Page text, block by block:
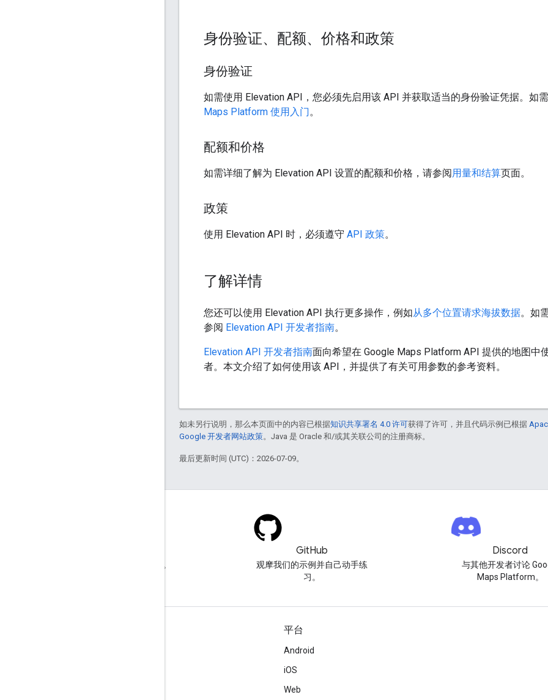
身份验证、配额、价格和政策
身份验证
如需使用 Elevation API，您必须先启用该 API 并获取适当的身份验证凭据。如
Maps Platform 使用入门。
配额和价格
如需详细了解为 Elevation API 设置的配额和价格，请参阅用量和结算页面。
政策
使用 Elevation API 时，必须遵守 API 政策。
了解详情
您还可以使用 Elevation API 执行更多操作，例如从多个位置请求海拔数据。如
参阅 Elevation API 开发者指南。
Elevation API 开发者指南面向希望在 Google Maps Platform API 提供的地图中
者。本文介绍了如何使用该 API，并提供了有关可用参数的参考资料。
如未另行说明，那么本页面中的内容已根据知识共享署名 4.0 许可获得了许可，并且代码示例已根据
Google 开发者网站政策。Java 是 Oracle 和/或其关联公司的注册商标。
最后更新时间 (UTC)：2026-07-09。
在 google-maps 标签下提问。
GitHub
观摩我们的示例并自己动手练
习。
Discord
与其他开发者讨论
Maps Platform。
平台
Android
iOS
Web